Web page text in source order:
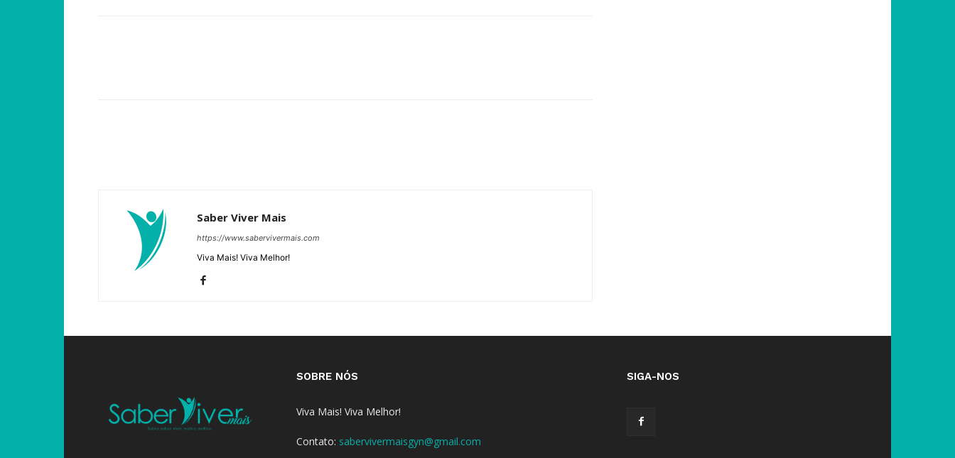
Saber Viver Mais
https://www.sabervivermais.com
Viva Mais! Viva Melhor!
SOBRE NÓS
Viva Mais! Viva Melhor!
Contato: sabervivermaisgyn@gmail.com
SIGA-NOS